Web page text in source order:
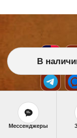
В
Мессенджеры